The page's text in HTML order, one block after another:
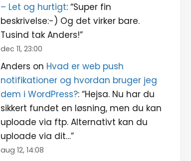
– Let og hurtigt: “Super fin
beskrivelse:-) Og det virker bare.
Tusind tak Anders!”
dec 11, 23:00
Anders on Hvad er web push
notifikationer og hvordan bruger jeg
dem i WordPress?: “Hejsa. Nu har du
sikkert fundet en løsning, men du kan
uploade via ftp. Alternativt kan du
uploade via dit…”
aug 12, 14:08